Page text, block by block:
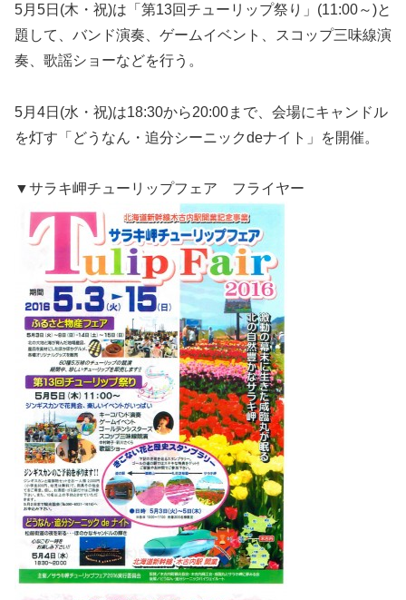
5月5日(木・祝)は「第13回チューリップ祭り」(11:00～)と
題して、バンド演奏、ゲームイベント、スコップ三味線演
奏、歌謡ショーなどを行う。
5月4日(水・祝)は18:30から20:00まで、会場にキャンドル
を灯す「どうなん・追分シーニックdeナイト」を開催。
▼サラキ岬チューリップフェア フライヤー